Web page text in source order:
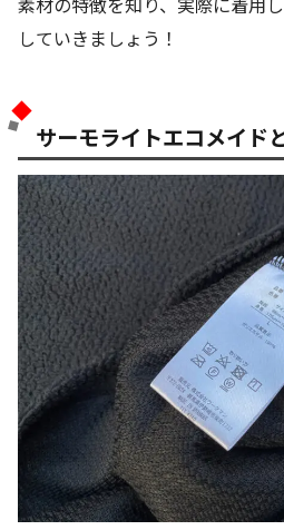
していきましょう！
サーモライトエコメイド